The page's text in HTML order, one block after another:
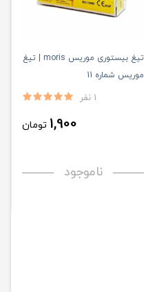
تیغ بیستوری موریس moris | تیغ
موریس شماره 11
1 نفر
1,900 تومان
ناموجود